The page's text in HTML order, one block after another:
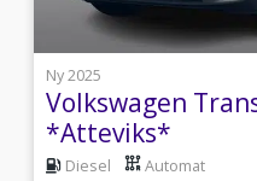
Ny 2025
Volkswagen
*Atteviks*
Diesel Automat